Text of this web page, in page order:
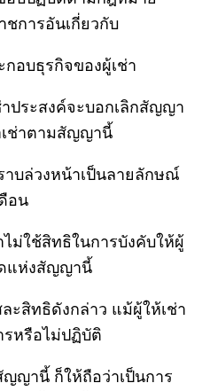
ชการอันเกี่ยวกับ
กอบธุรกิจของผู้เช่า
ะสงค์จะบอกเลิกสัญญา
เช่าตามสัญญานี้
าบล่วงหน้าเป็นลายลักษณ์
อน
ช้สิทธิในการบังคับให้ผู้
แห่งสัญญานี้
ะสิทธิดังกล่าว แม้ผู้ให้เช่า
รหรือไม่ปฏิบัติ
ญานี้ ก็ให้ถือว่าเป็นการ